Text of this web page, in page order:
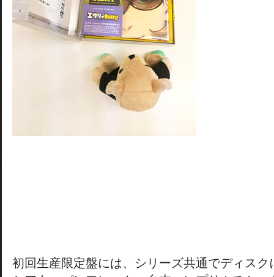
初回生産限定盤には、シリーズ共通でディスク